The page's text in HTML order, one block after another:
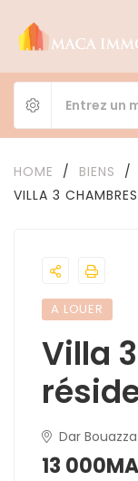
HOME / BIENS
/
VILLA 3
A LOUER
Villa
Dar Bouazza
13